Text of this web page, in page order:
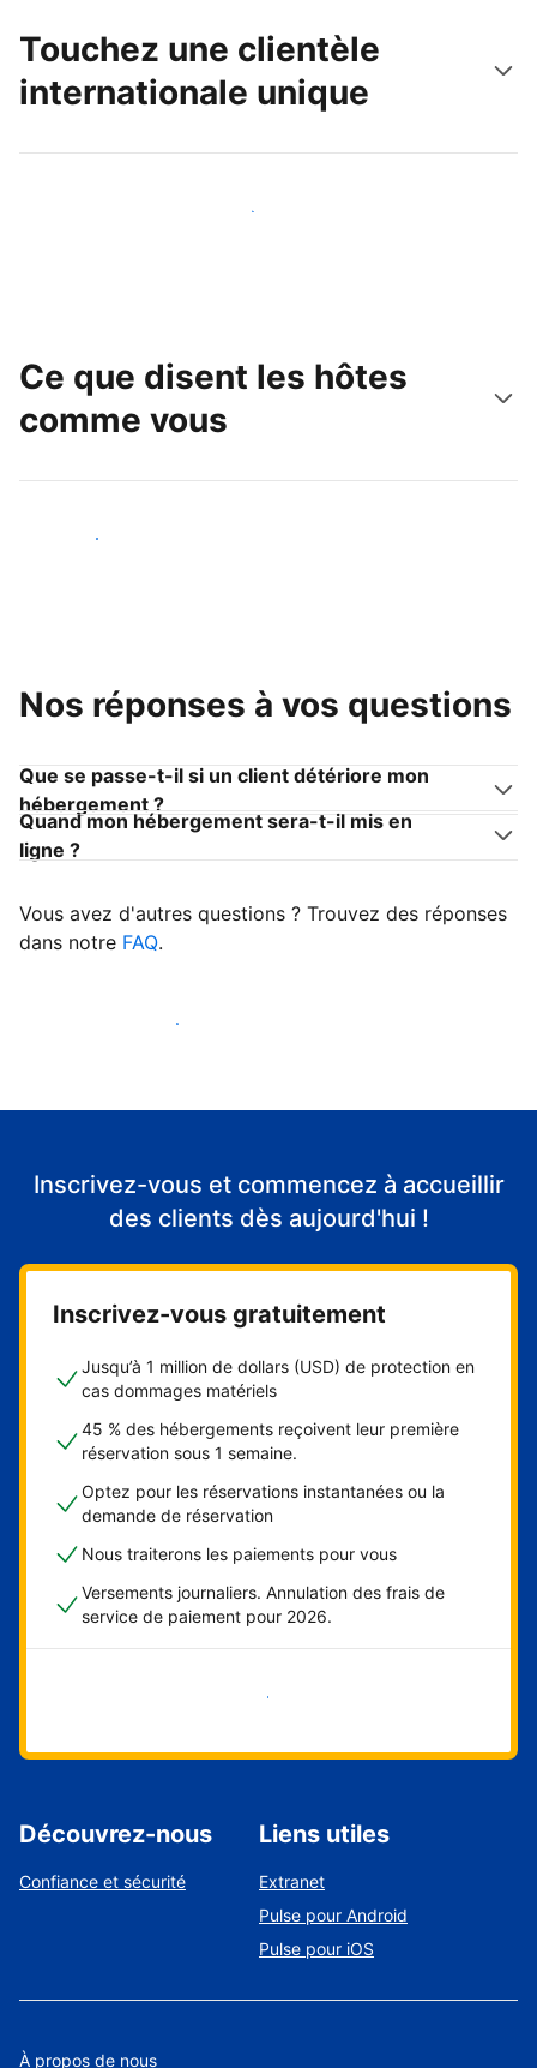
Touchez une clientèle
internationale unique
Touchez une nouvelle clientèle dès aujourd'hui
Ce que disent les hôtes
comme vous
Devenir hôte
Nos réponses à vos questions
Que se passe-t-il si un client détériore mon
hébergement ?
Quand mon hébergement sera-t-il mis en
ligne ?
Vous avez d'autres questions ? Trouvez des réponses
dans notre FAQ.
Accueillir mes premiers clients
Inscrivez-vous et commencez à accueillir
des clients dès aujourd'hui !
Inscrivez-vous gratuitement
Jusqu’à 1 million de dollars (USD) de protection en
cas dommages matériels
45 % des hébergements reçoivent leur première
réservation sous 1 semaine.
Optez pour les réservations instantanées ou la
demande de réservation
Nous traiterons les paiements pour vous
Versements journaliers. Annulation des frais de
service de paiement pour 2026.
Démarrer maintenant
Découvrez-nous
Confiance et sécurité
Liens utiles
Extranet
Pulse pour Android
Pulse pour iOS
À propos de nous